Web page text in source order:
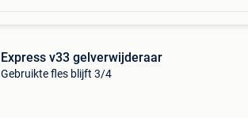
Express v33 gelverwijderaar
Gebruikte fles blijft 3/4